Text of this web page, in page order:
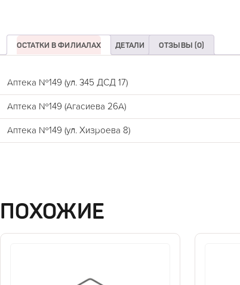
ОСТАТКИ В ФИЛИАЛАХ ДЕТАЛИ ОТЗЫВЫ (0)
Аптека №149 (ул. 345 ДСД 17)
Аптека №149 (Агасиева 26А)
Аптека №149 (ул. Хизроева 8)
ПОХОЖИЕ